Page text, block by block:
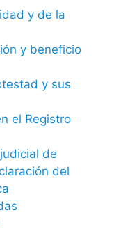
y de la
y beneficio
y sus
el Registro
de
del